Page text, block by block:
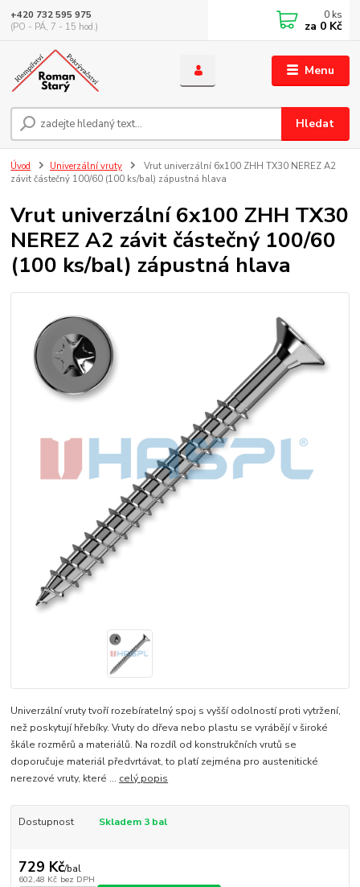
Menu
Hledat
+420 732 595 975
(PO - PÁ, 7 - 15 hod.)
0 ks
za 0 Kč
Úvod Univerzální vruty
Vrut univerzální 6x100 ZHH TX30 NEREZ A2
závit částečný 100/60 (100 ks/bal) zápustná hlava
Vrut univerzální 6x100 ZHH TX30
NEREZ A2 závit částečný 100/60
(100 ks/bal) zápustná hlava
Univerzální vruty tvoří rozebíratelný spoj s vyšší odolností proti vytržení,
než poskytují hřebíky. Vruty do dřeva nebo plastu se vyrábějí v široké
škále rozměrů a materiálů. Na rozdíl od konstrukčních vrutů se
doporučuje materiál předvrtávat, to platí zejména pro austenitické
nerezové vruty, které ... celý popis
Dostupnost Skladem 3 bal
729 Kč/bal
602,48 Kč bez DPH